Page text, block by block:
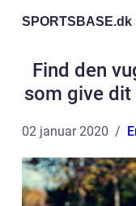
SPORTSBASE.dk
Find den
som give dit
02 januar 2020